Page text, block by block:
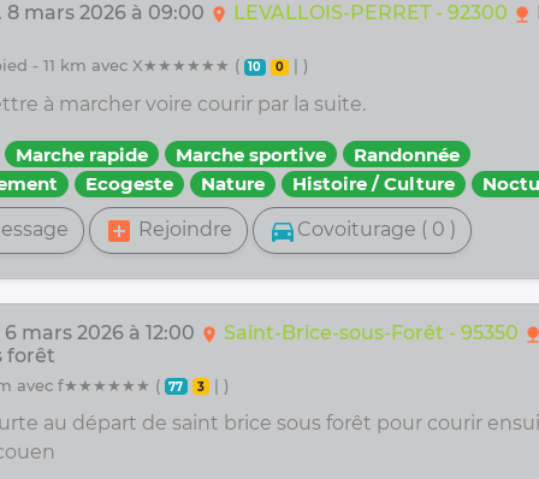
8 mars 2026 à 09:00 location_on LEVALLOIS-PERRET - 92300 nature
pied - 11 km avec X★★★★★★ ( 10 0 | )
à marcher voire courir par la suite.
Marche rapide Marche sportive
Randonnée
Ecogeste Nature Histoire / Culture
add_box Rejoindre directions_car Covoiturage ( 0 )
mars 2026 à 12:00 location_on Saint-Brice-sous-Forêt - 95350 nature
forêt
avec f★★★★★★ ( 77 3 | )
au départ de saint brice sous forêt pour courir